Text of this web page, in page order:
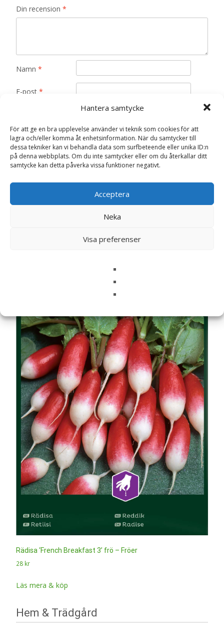
Hantera samtycke
För att ge en bra upplevelse använder vi teknik som cookies för att
lagra och/eller komma åt enhetsinformation. När du samtycker till
dessa tekniker kan vi behandla data som surfbeteende eller unika ID:n
på denna webbplats. Om du inte samtycker eller om du återkallar ditt
samtycke kan detta påverka vissa funktioner negativt.
Acceptera
Neka
Visa preferenser
Din recension *
Namn *
E-post *
Spara mitt namn, min e-postadress och webbplats i
denna webbläsare till nästa gång jag skriver en
kommentar.
Relaterade produkter
Rädisa ‘French Breakfast 3’ frö – Fröer
28 kr
Läs mera & köp
Hem & Trädgård